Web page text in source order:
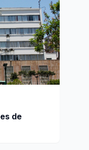
de